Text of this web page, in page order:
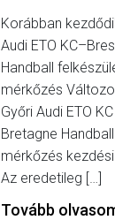
Korábban
Audi ETO
Handball
mérkőzés
Győri Audi ETO
Bretagne
mérkőzés
Az eredetileg […]
Tovább